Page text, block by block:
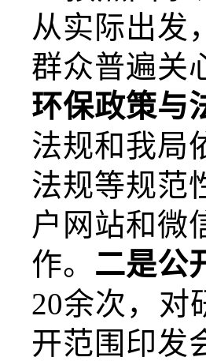
从实际出发
群众普遍关
环保政策与
法规和我局
法规等规范
户网站和微
作。 二是公
20余次，对
开范围印发